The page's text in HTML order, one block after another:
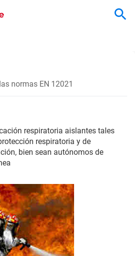
normas EN 12021
respiratoria aislantes tales
respiratoria y de
bien sean autónomos de